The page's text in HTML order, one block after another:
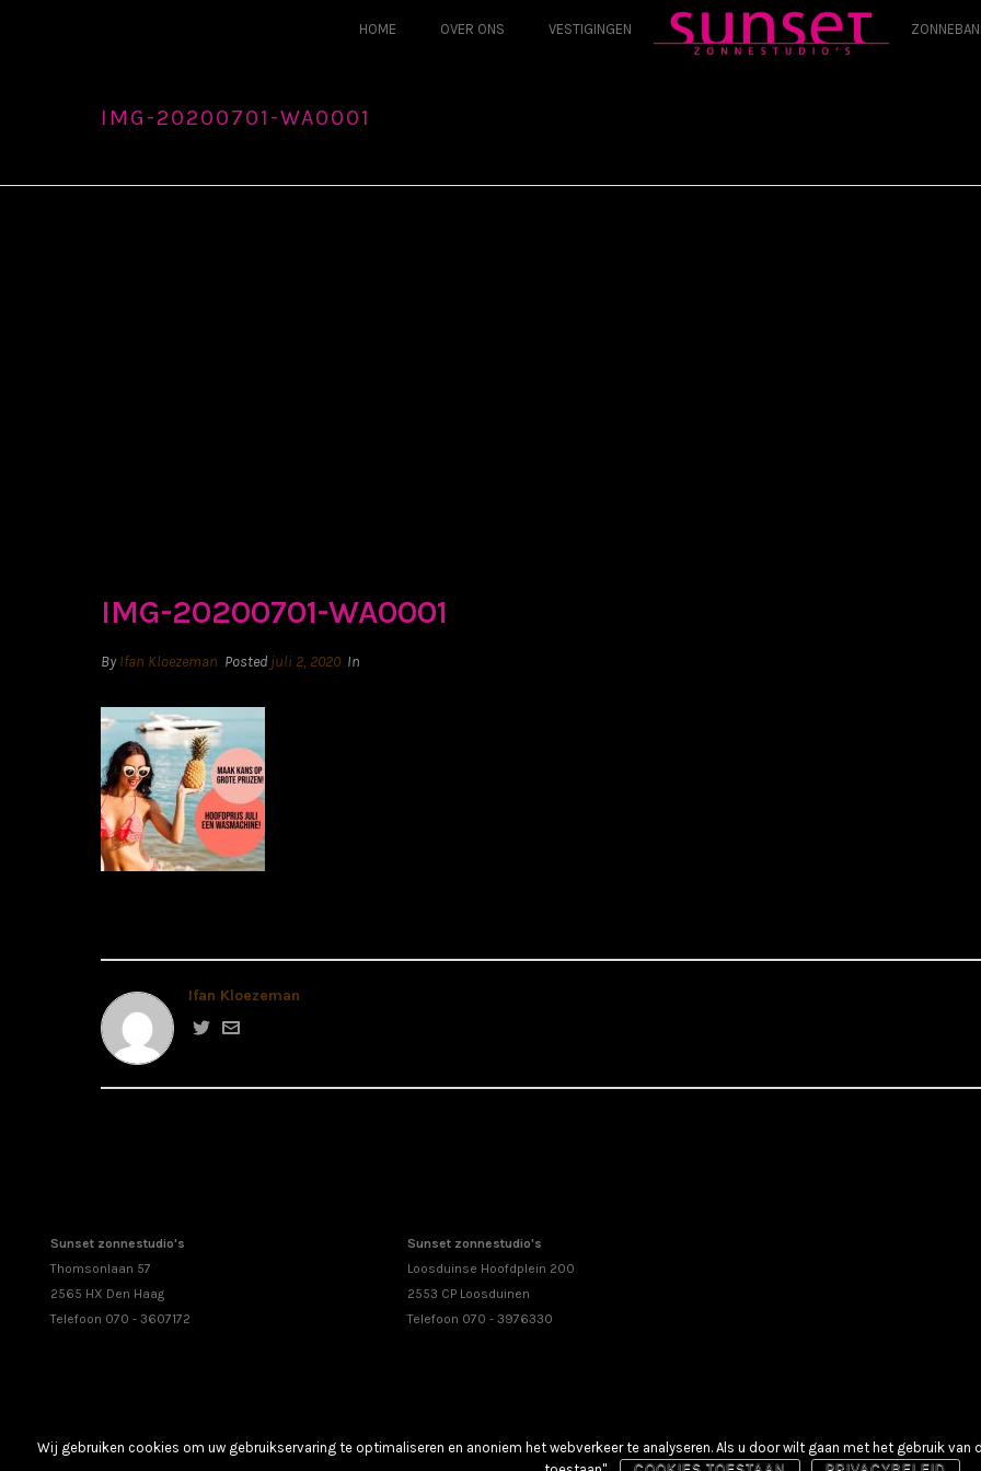
HOME OVER ONS VESTIGINGEN
IMG-20200701-WA0001
IMG-20200701-WA0001
ByIfan Kloezeman Posted juli 2, 2020 In
Ifan Kloezeman
Sunset zonnestudio's
Thomsonlaan 57
2565 HX Den Haag
Telefoon 070 - 3607172
Sunset zonnestudio's
Loosduinse Hoofdplein 200
2553 CP Loosduinen
Telefoon 070 - 3976330
Copyright All Rights Reserved © 2016 Sunset Zonnestudio's - Created by Ifan Kloezeman
Wij gebruiken cookies om uw gebruikservaring te optimaliseren en anoniem het webverkeer te analyseren. Als u door wilt gaan met het gebruik